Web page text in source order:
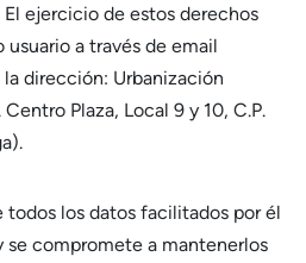
ejercicio de estos derechos
a través de email
la dirección: Urbanización
Plaza, Local 9 y 10, C.P.
todos los datos facilitados por él
se compromete a mantenerlos